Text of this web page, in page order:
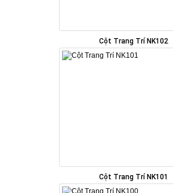
Cột Trang Trí NK102
Cột Trang Trí NK101